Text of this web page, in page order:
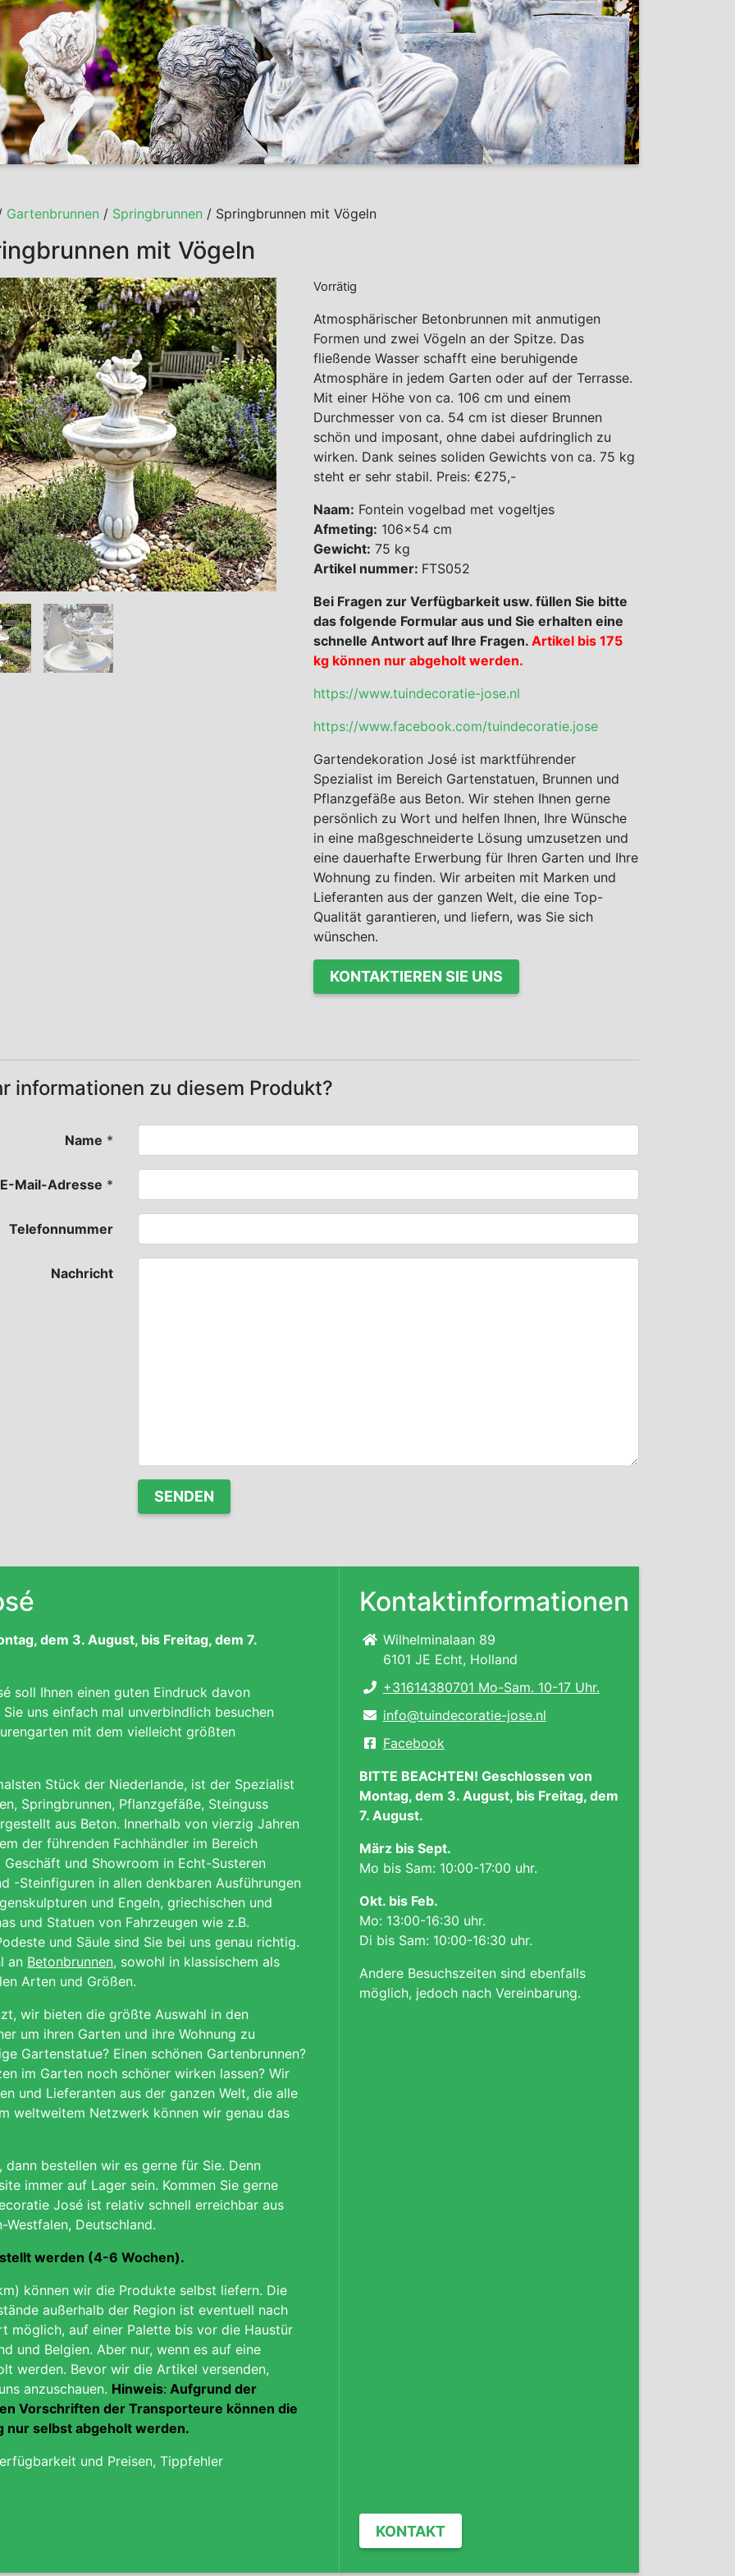
Gartenbrunnen / Springbrunnen / Springbrunnen mit Vögeln
mit Vögeln
Vorrätig
Atmosphärischer Betonbrunnen mit anmutigen
Formen und zwei Vögeln an der Spitze. Das
fließende Wasser schafft eine beruhigende
Atmosphäre in jedem Garten oder auf der Terrasse.
Mit einer Höhe von ca. 106 cm und einem
Durchmesser von ca. 54 cm ist dieser Brunnen
schön und imposant, ohne dabei aufdringlich zu
wirken. Dank seines soliden Gewichts von ca. 75 kg
steht er sehr stabil. Preis: €275,-
Naam: Fontein vogelbad met vogeltjes
Afmeting: 106×54 cm
Gewicht: 75 kg
Artikel nummer: FTS052
Bei Fragen zur Verfügbarkeit usw. füllen Sie bitte
das folgende Formular aus und Sie erhalten eine
schnelle Antwort auf Ihre Fragen. Artikel bis 175
kg können nur abgeholt werden.
https://www.tuindecoratie-jose.nl
https://www.facebook.com/tuindecoratie.jose
Gartendekoration José ist marktführender
Spezialist im Bereich Gartenstatuen, Brunnen und
Pflanzgefäße aus Beton. Wir stehen Ihnen gerne
persönlich zu Wort und helfen Ihnen, Ihre Wünsche
in eine maßgeschneiderte Lösung umzusetzen und
eine dauerhafte Erwerbung für Ihren Garten und Ihre
Wohnung zu finden. Wir arbeiten mit Marken und
Lieferanten aus der ganzen Welt, die eine Top-
Qualität garantieren, und liefern, was Sie sich
wünschen.
KONTAKTIEREN SIE UNS
informationen zu diesem Produkt?
Name *
E-Mail-Adresse *
Telefonnummer
Nachricht
dem 3. August, bis Freitag, dem 7.
soll Ihnen einen guten Eindruck davon
uns einfach mal unverbindlich besuchen
mit dem vielleicht größten
Stück der Niederlande, ist der Spezialist
Springbrunnen, Pflanzgefäße, Steinguss
aus Beton. Innerhalb von vierzig Jahren
der führenden Fachhändler im Bereich
und Showroom in Echt-Susteren
-Steinfiguren in allen denkbaren Ausführungen
und Engeln, griechischen und
und Statuen von Fahrzeugen wie z.B.
und Säule sind Sie bei uns genau richtig.
an Betonbrunnen, sowohl in klassischem als
Arten und Größen.
wir bieten die größte Auswahl in den
um ihren Garten und ihre Wohnung zu
Gartenstatue? Einen schönen Gartenbrunnen?
im Garten noch schöner wirken lassen? Wir
und Lieferanten aus der ganzen Welt, die alle
weltweitem Netzwerk können wir genau das
bestellen wir es gerne für Sie. Denn
immer auf Lager sein. Kommen Sie gerne
José ist relativ schnell erreichbar aus
Deutschland.
werden (4-6 Wochen).
können wir die Produkte selbst liefern. Die
außerhalb der Region ist eventuell nach
möglich, auf einer Palette bis vor die Haustür
und Belgien. Aber nur, wenn es auf eine
werden. Bevor wir die Artikel versenden,
anzuschauen. Hinweis: Aufgrund der
Vorschriften der Transporteure können die
nur selbst abgeholt werden.
und Preisen, Tippfehler
Kontaktinformationen
Wilhelminalaan 89
6101 JE Echt, Holland
+31614380701 Mo-Sam. 10-17 Uhr.
info@tuindecoratie-jose.nl
Facebook
BITTE BEACHTEN! Geschlossen von
Montag, dem 3. August, bis Freitag, dem
7. August.
März bis Sept.
Mo bis Sam: 10:00-17:00 uhr.
Okt. bis Feb.
Mo: 13:00-16:30 uhr.
Di bis Sam: 10:00-16:30 uhr.
Andere Besuchszeiten sind ebenfalls
möglich, jedoch nach Vereinbarung.
KONTAKT